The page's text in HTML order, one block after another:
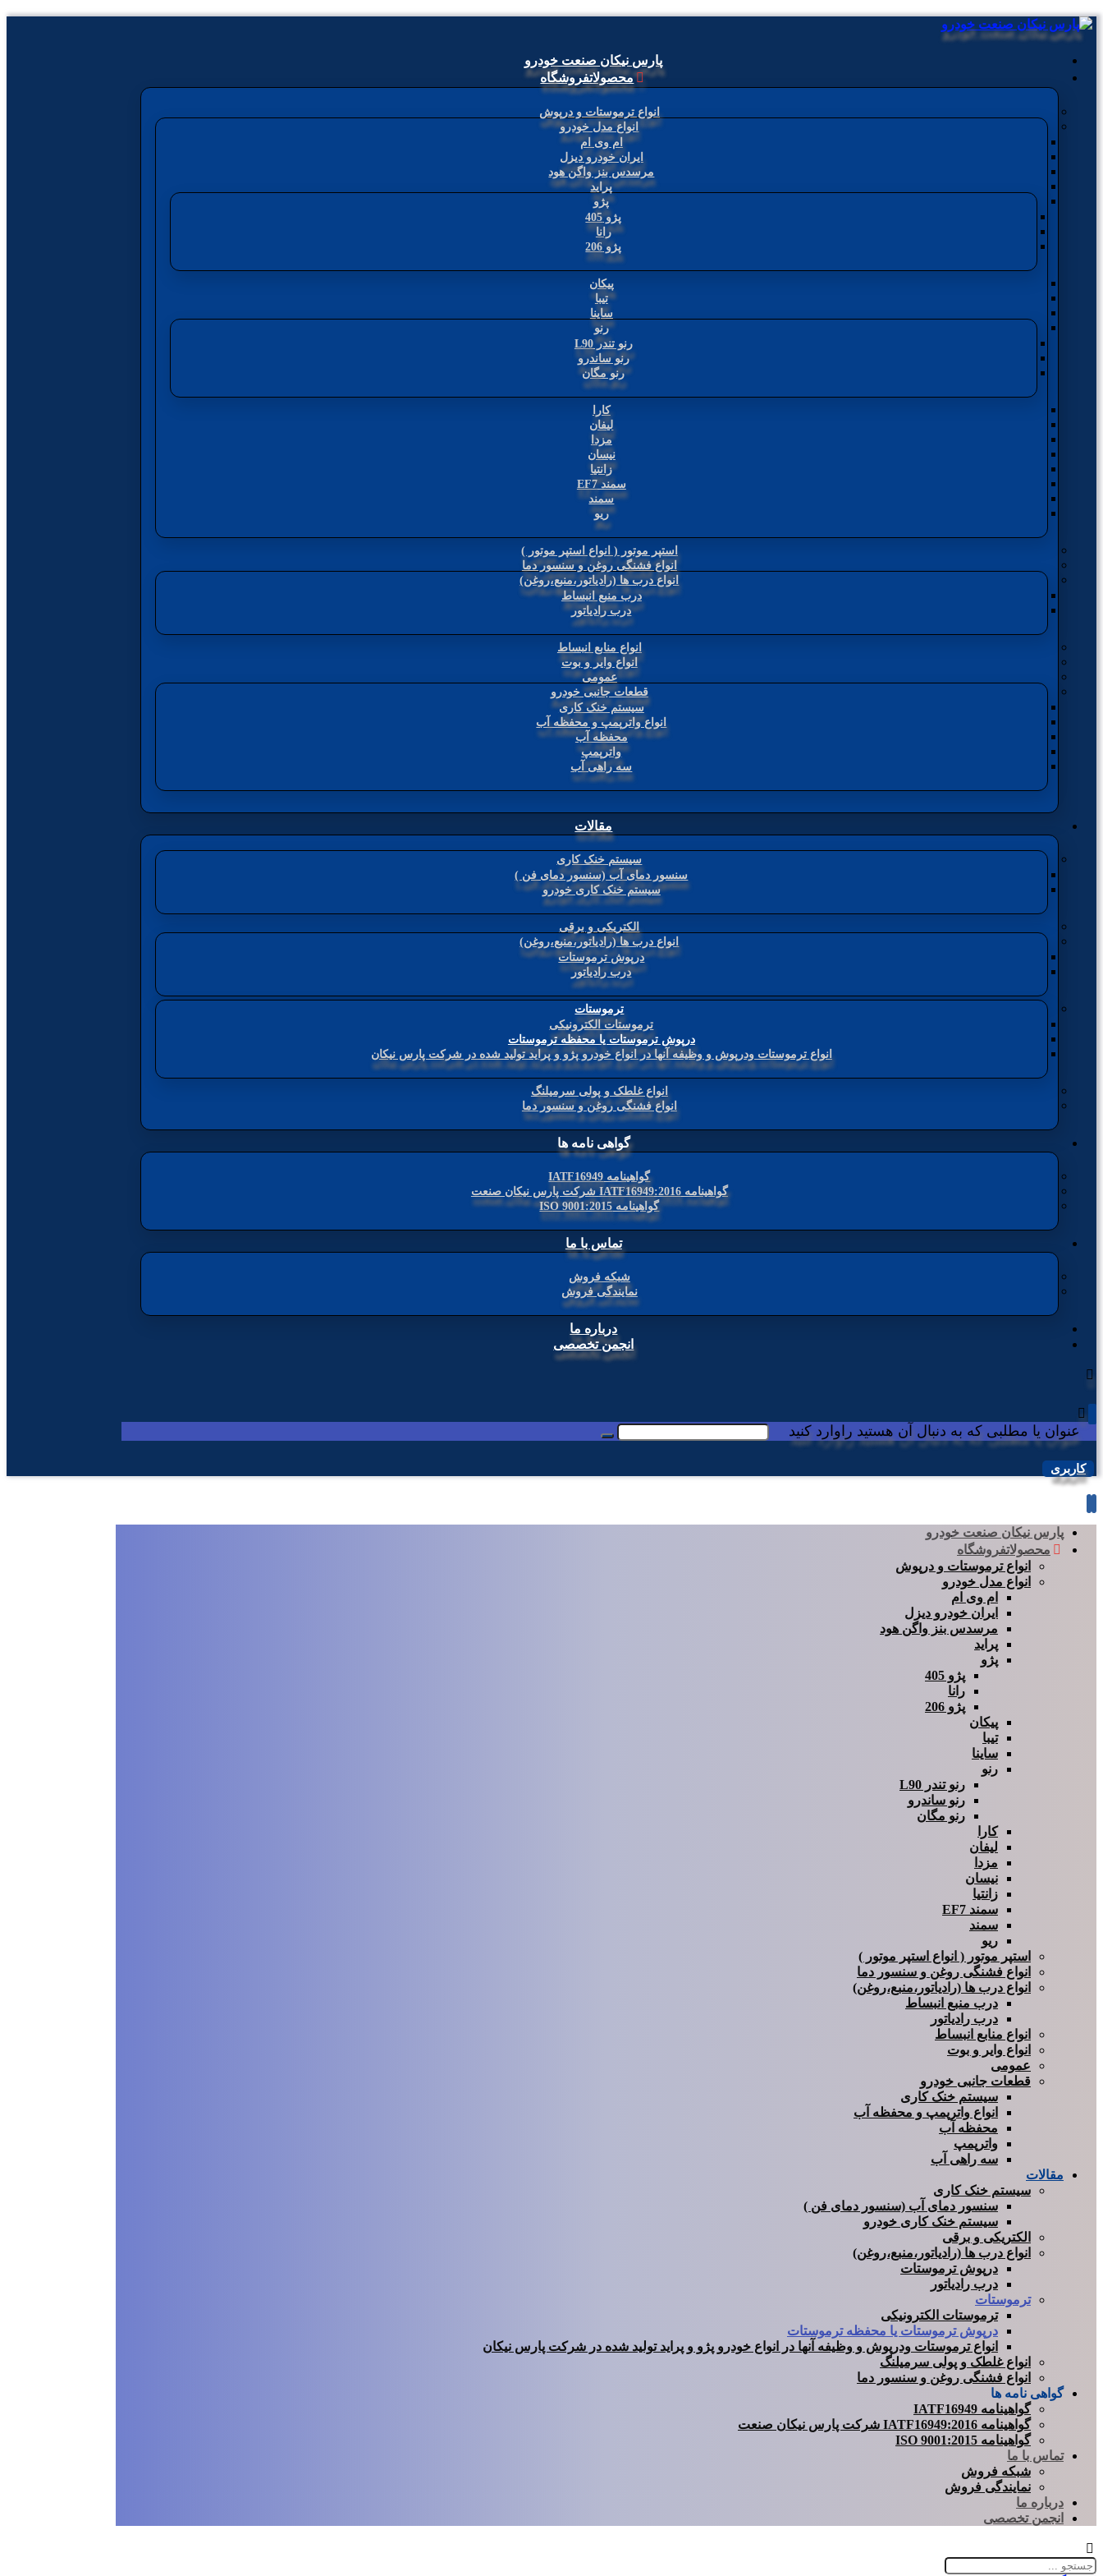
پارس نیکان صنعت خودرو
محصولاتفروشگاه
انواع ترموستات و درپوش
انواع مدل خودرو
ام وی ام
ایران خودرو دیزل
مرسدس بنز واگن هود
پراید
پژو
پژو 405
رانا
پژو 206
پیکان
تیبا
ساینا
رنو
رنو تندر L90
رنو ساندرو
رنو مگان
کارا
لیفان
مزدا
نیسان
زانتیا
سمند EF7
سمند
ریو
استپر موتور ( انواع استپر موتور )
انواع فشنگی روغن و سنسور دما
انواع درب ها (رادیاتور،منبع،روغن)
درب منبع انبساط
درب رادیاتور
انواع منابع انبساط
انواع وایر و بوت
عمومی
قطعات جانبی خودرو
سیستم خنک کاری
انواع واترپمپ و محفظه آب
محفظه آب
واترپمپ
سه راهی آب
مقالات
سیستم خنک کاری
سنسور دمای آب (سنسور دمای فن )
سیستم خنک کاری خودرو
الکتریکی و برقی
انواع درب ها (رادیاتور،منبع،روغن)
درپوش ترموستات
درب رادیاتور
ترموستات
ترموستات الکترونیکی
درپوش ترموستات یا محفظه ترموستات
انواع ترموستات ودرپوش و وظیفه آنها در انواع خودرو پژو و پراید تولید شده در شرکت پارس نیکان
انواع غلطک و پولی سرمیلنگ
انواع فشنگی روغن و سنسور دما
گواهی نامه ها
گواهینامه IATF16949
گواهینامه 2016:IATF16949 شرکت پارس نیکان صنعت
گواهینامه ISO 9001:2015
تماس با ما
شبکه فروش
نمایندگی فروش
درباره ما
انجمن تخصصی
عنوان یا مطلبی که به دنبال آن هستید راوارد کنید
کاربری
پارس نیکان صنعت خودرو
محصولاتفروشگاه
انواع ترموستات و درپوش
انواع مدل خودرو
ام وی ام
ایران خودرو دیزل
مرسدس بنز واگن هود
پراید
پژو
پژو 405
رانا
پژو 206
پیکان
تیبا
ساینا
رنو
رنو تندر L90
رنو ساندرو
رنو مگان
کارا
لیفان
مزدا
نیسان
زانتیا
سمند EF7
سمند
ریو
استپر موتور ( انواع استپر موتور )
انواع فشنگی روغن و سنسور دما
انواع درب ها (رادیاتور،منبع،روغن)
درب منبع انبساط
درب رادیاتور
انواع منابع انبساط
انواع وایر و بوت
عمومی
قطعات جانبی خودرو
سیستم خنک کاری
انواع واترپمپ و محفظه آب
محفظه آب
واترپمپ
سه راهی آب
مقالات
سیستم خنک کاری
سنسور دمای آب (سنسور دمای فن )
سیستم خنک کاری خودرو
الکتریکی و برقی
انواع درب ها (رادیاتور،منبع،روغن)
درپوش ترموستات
درب رادیاتور
ترموستات
ترموستات الکترونیکی
درپوش ترموستات یا محفظه ترموستات
انواع ترموستات ودرپوش و وظیفه آنها در انواع خودرو پژو و پراید تولید شده در شرکت پارس نیکان
انواع غلطک و پولی سرمیلنگ
انواع فشنگی روغن و سنسور دما
گواهی نامه ها
گواهینامه IATF16949
گواهینامه 2016:IATF16949 شرکت پارس نیکان صنعت
گواهینامه ISO 9001:2015
تماس با ما
شبکه فروش
نمایندگی فروش
درباره ما
انجمن تخصصی